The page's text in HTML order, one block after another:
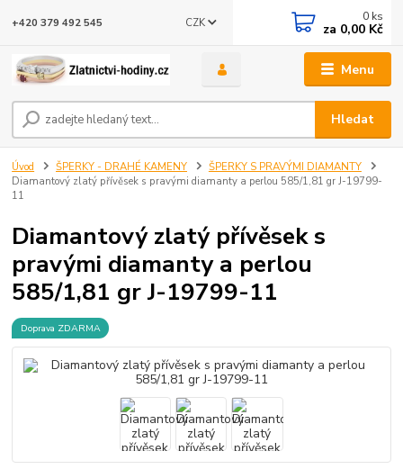
Menu
CZK
Hledat
+420 379 492 545 0 ks
za 0,00 Kč
Úvod ŠPERKY - DRAHÉ KAMENY
ŠPERKY S PRAVÝMI DIAMANTY
Diamantový zlatý přívěsek s pravými diamanty a perlou 585/1,81 gr J-19799-
11
Diamantový zlatý přívěsek s
pravými diamanty a perlou
585/1,81 gr J-19799-11
Doprava ZDARMA